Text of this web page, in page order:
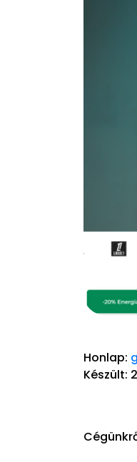
Honlap:
Készült: